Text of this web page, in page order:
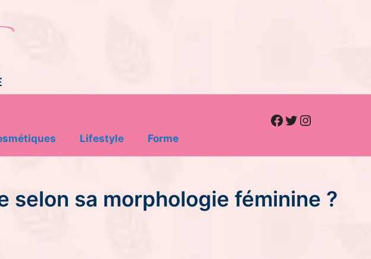
Lifestyle Forme
Facebook
Twitter
Instagram
selon sa morphologie féminine ?